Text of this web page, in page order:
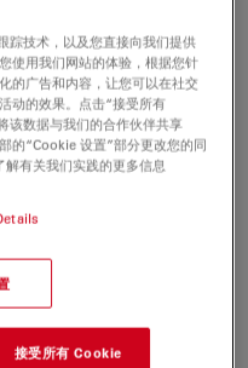
00
KB
2026-12-01
踪技术，以及您直接向我们提供
使用我们网站的体验，根据您针
的广告和内容，让您可以在社交
动的效果。点击“接受所有
该数据与我们的合作伙伴共享
的“Cookie 设置”部分更改您的同
有关我们实践的更多信息
接受所有 Cookie